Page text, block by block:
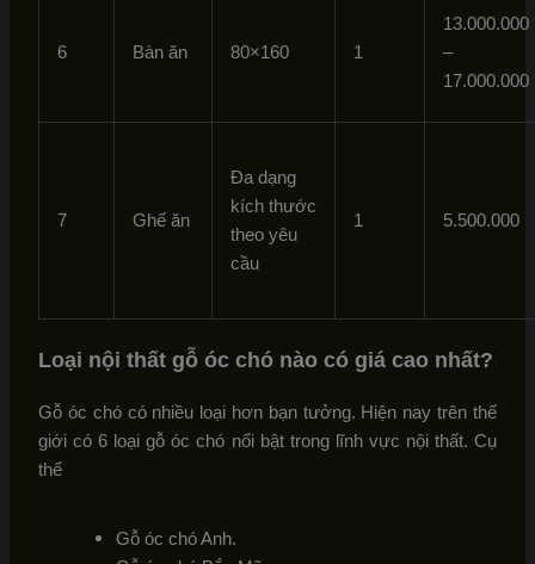
6 Bàn ăn 80×160 1
13.000.000
–
17.000.000
7 Ghế ăn
Đa dạng
kích thước
theo yêu
cầu
1 5.500.000
Loại nội thất gỗ óc chó nào có giá cao nhất?
Gỗ óc chó có nhiều loại hơn bạn tưởng. Hiện nay trên thế
giới có 6 loại gỗ óc chó nổi bật trong lĩnh vực nội thất. Cụ
thể
Gỗ óc chó Anh.